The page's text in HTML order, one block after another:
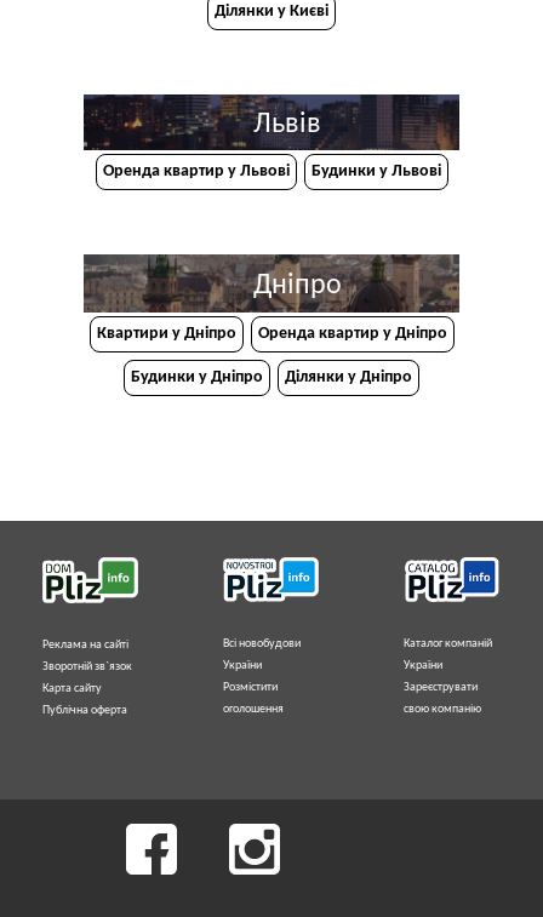
Ділянки у Києві
Львів
Оренда квартир у Львові Будинки у Львові
Дніпро
Квартири у Дніпрo Оренда квартир у Дніпро
Будинки у Дніпро Ділянки у Дніпро
Реклама на сайті
Зворотній зв`язок
Карта сайту
Публічна оферта
Всі новобудови
України
Розмістити
оголошення
Каталог компаній
України
Зареєструвати
свою компанію